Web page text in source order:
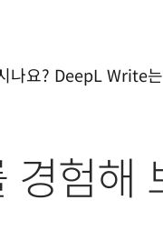
요? DeepL Write
험해